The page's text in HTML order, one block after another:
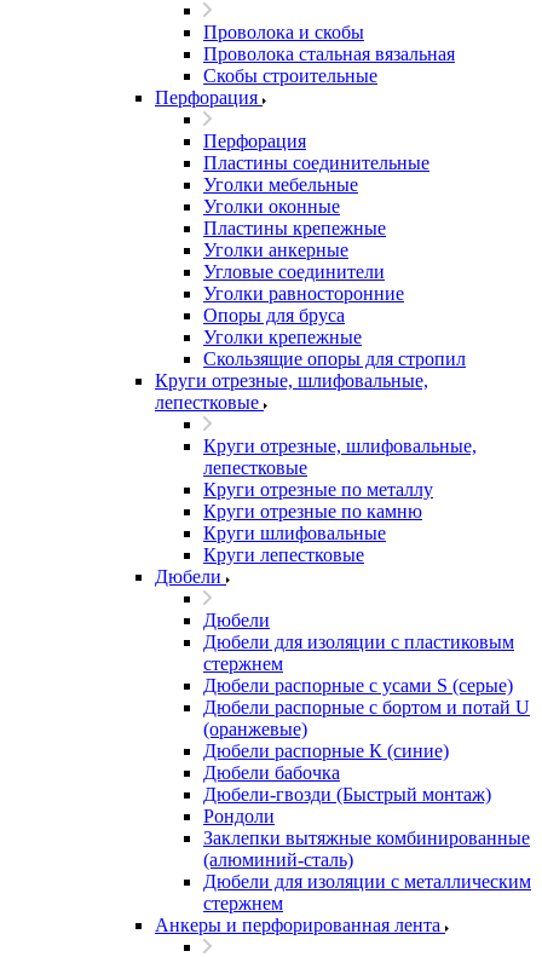
Проволока и скобы
Проволока стальная вязальная
Скобы строительные
Перфорация
Перфорация
Пластины соединительные
Уголки мебельные
Уголки оконные
Пластины крепежные
Уголки анкерные
Угловые соединители
Уголки равносторонние
Опоры для бруса
Уголки крепежные
Скользящие опоры для стропил
Круги отрезные, шлифовальные,
лепестковые
Круги отрезные, шлифовальные,
лепестковые
Круги отрезные по металлу
Круги отрезные по камню
Круги шлифовальные
Круги лепестковые
Дюбели
Дюбели
Дюбели для изоляции с пластиковым
стержнем
Дюбели распорные с усами S (серые)
Дюбели распорные c бортом и потай U
(оранжевые)
Дюбели распорные К (синие)
Дюбели бабочка
Дюбели-гвозди (Быстрый монтаж)
Рондоли
Заклепки вытяжные комбинированные
(алюминий-сталь)
Дюбели для изоляции с металлическим
стержнем
Анкеры и перфорированная лента